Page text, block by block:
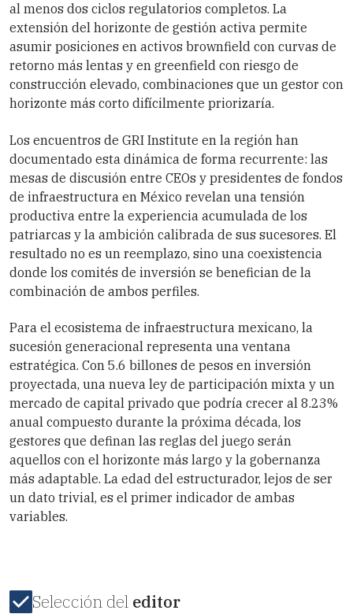
al menos dos ciclos regulatorios completos. La
extensión del horizonte de gestión activa permite
asumir posiciones en activos brownfield con curvas de
retorno más lentas y en greenfield con riesgo de
construcción elevado, combinaciones que un gestor con
horizonte más corto difícilmente priorizaría.
Los encuentros de GRI Institute en la región han
documentado esta dinámica de forma recurrente: las
mesas de discusión entre CEOs y presidentes de fondos
de infraestructura en México revelan una tensión
productiva entre la experiencia acumulada de los
patriarcas y la ambición calibrada de sus sucesores. El
resultado no es un reemplazo, sino una coexistencia
donde los comités de inversión se benefician de la
combinación de ambos perfiles.
Para el ecosistema de infraestructura mexicano, la
sucesión generacional representa una ventana
estratégica. Con 5.6 billones de pesos en inversión
proyectada, una nueva ley de participación mixta y un
mercado de capital privado que podría crecer al 8.23%
anual compuesto durante la próxima década, los
gestores que definan las reglas del juego serán
aquellos con el horizonte más largo y la gobernanza
más adaptable. La edad del estructurador, lejos de ser
un dato trivial, es el primer indicador de ambas
variables.
Selección del editor